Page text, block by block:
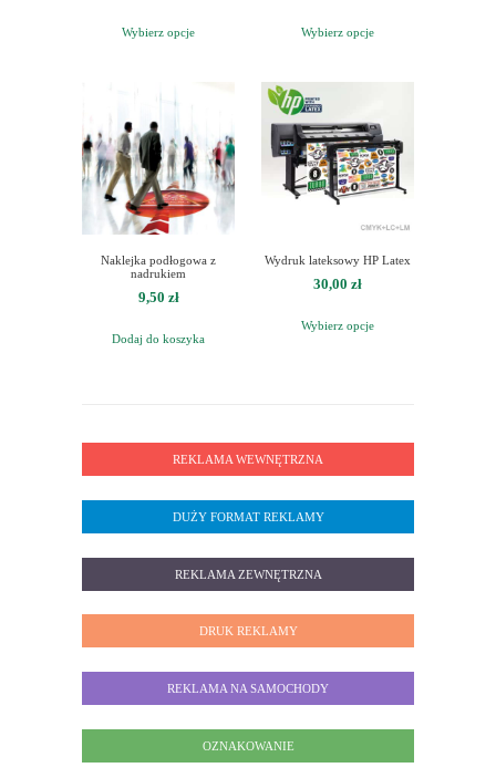
Wybierz opcje Wybierz opcje
Naklejka podłogowa z
nadrukiem
9,50 zł
Dodaj do koszyka
Wydruk lateksowy HP Latex
30,00 zł
Wybierz opcje
REKLAMA WEWNĘTRZNA
DUŻY FORMAT REKLAMY
REKLAMA ZEWNĘTRZNA
DRUK REKLAMY
REKLAMA NA SAMOCHODY
OZNAKOWANIE